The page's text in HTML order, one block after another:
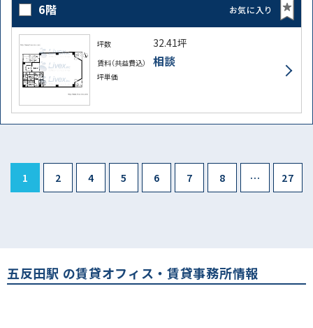
6階 お気に入り
坪数 32.41坪
賃料（共益費込） 相談
坪単価
1 2 4 5 6 7 8 … 27
五反田駅 の賃貸オフィス・賃貸事務所情報